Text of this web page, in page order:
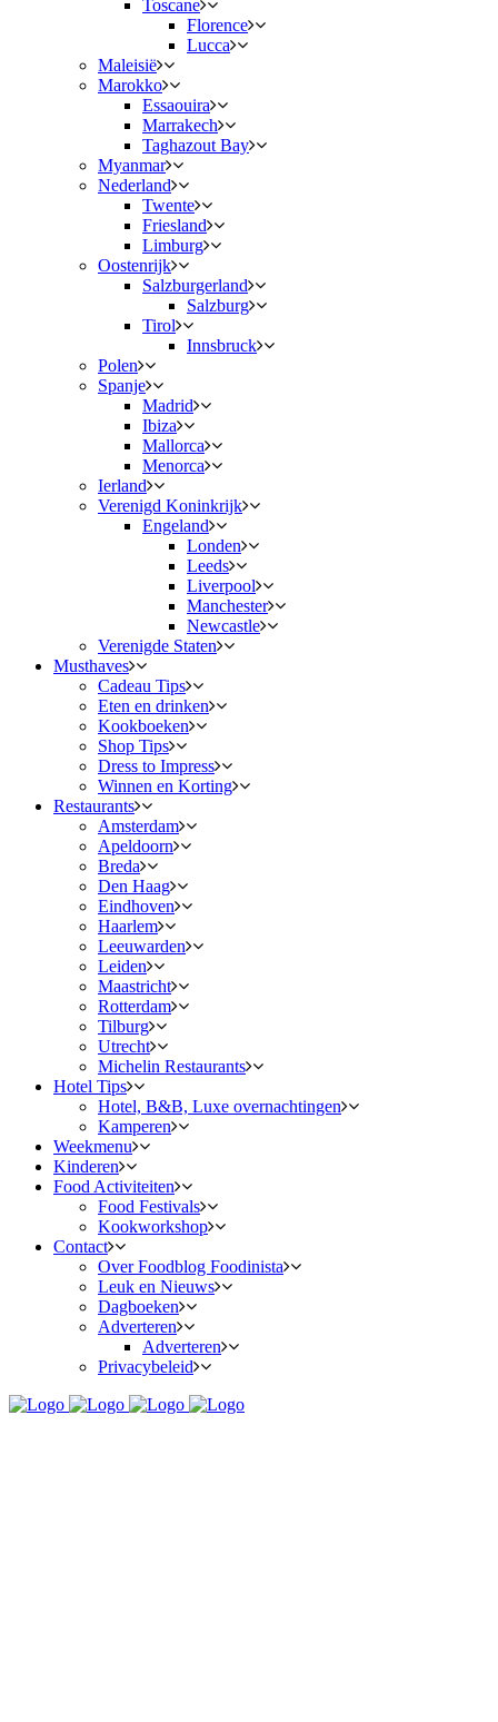
Toscane
Florence
Lucca
Maleisië
Marokko
Essaouira
Marrakech
Taghazout Bay
Myanmar
Nederland
Twente
Friesland
Limburg
Oostenrijk
Salzburgerland
Salzburg
Tirol
Innsbruck
Polen
Spanje
Madrid
Ibiza
Mallorca
Menorca
Ierland
Verenigd Koninkrijk
Engeland
Londen
Leeds
Liverpool
Manchester
Newcastle
Verenigde Staten
Musthaves
Cadeau Tips
Eten en drinken
Kookboeken
Shop Tips
Dress to Impress
Winnen en Korting
Restaurants
Amsterdam
Apeldoorn
Breda
Den Haag
Eindhoven
Haarlem
Leeuwarden
Leiden
Maastricht
Rotterdam
Tilburg
Utrecht
Michelin Restaurants
Hotel Tips
Hotel, B&B, Luxe overnachtingen
Kamperen
Weekmenu
Kinderen
Food Activiteiten
Food Festivals
Kookworkshop
Contact
Over Foodblog Foodinista
Leuk en Nieuws
Dagboeken
Adverteren
Adverteren
Privacybeleid